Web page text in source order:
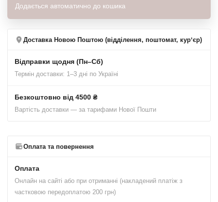
Додається автоматично до кошика
Доставка Новою Поштою (відділення, поштомат, курʼєр)
Відправки щодня (Пн–Сб)
Термін доставки: 1–3 дні по Україні
Безкоштовно від 4500 ₴
Вартість доставки — за тарифами Нової Пошти
Оплата та повернення
Оплата
Онлайн на сайті або при отриманні (накладений платіж з
частковою передоплатою 200 грн)